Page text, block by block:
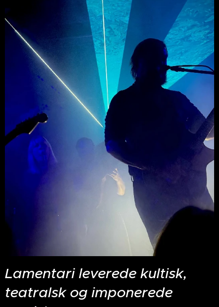
Lamentari leverede kultisk,
teatralsk og imponerede